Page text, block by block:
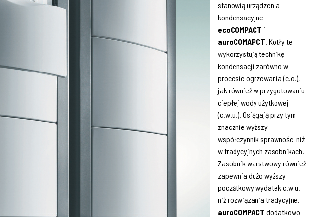
stanowią urządzenia
kondensacyjne
ecoCOMPACT i
auroCOMAPCT. Kotły te
wykorzystują technikę
kondensacji zarówno w
procesie ogrzewania (c.o.),
jak również w przygotowaniu
ciepłej wody użytkowej
(c.w.u.). Osiągają przy tym
znacznie wyższy
współczynnik sprawności niż
w tradycyjnych zasobnikach.
Zasobnik warstwowy również
zapewnia dużo wyższy
początkowy wydatek c.w.u.
niż rozwiązania tradycyjne.
auroCOMPACT dodatkowo